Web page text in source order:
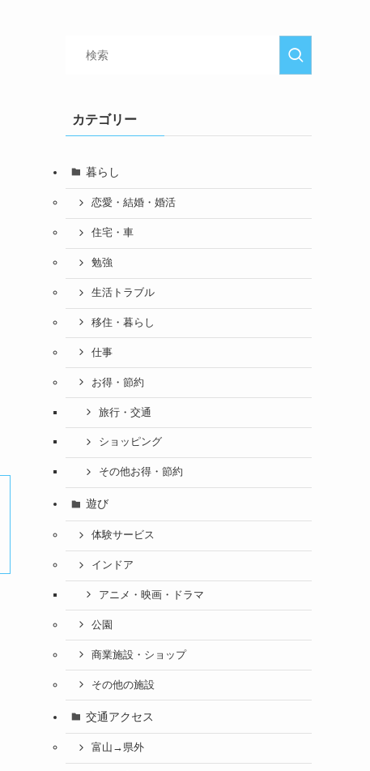
カテゴリー
暮らし
恋愛・結婚・婚活
住宅・車
勉強
生活トラブル
移住・暮らし
仕事
お得・節約
旅行・交通
ショッピング
その他お得・節約
遊び
体験サービス
インドア
アニメ・映画・ドラマ
公園
商業施設・ショップ
その他の施設
交通アクセス
富山→県外